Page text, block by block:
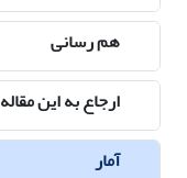
هم رسانی
ارجاع به این مقاله
آمار